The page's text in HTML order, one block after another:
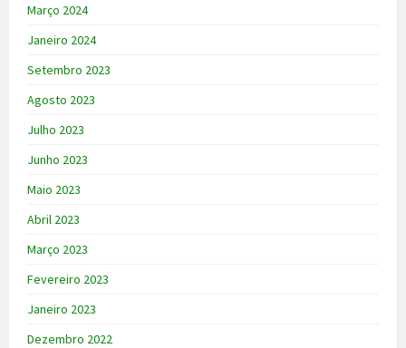
Março 2024
Janeiro 2024
Setembro 2023
Agosto 2023
Julho 2023
Junho 2023
Maio 2023
Abril 2023
Março 2023
Fevereiro 2023
Janeiro 2023
Dezembro 2022